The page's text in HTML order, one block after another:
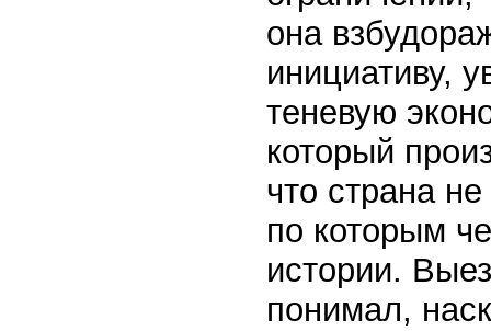
она
инициативу,
теневую
который
что страна
по которым
истории.
понимал,